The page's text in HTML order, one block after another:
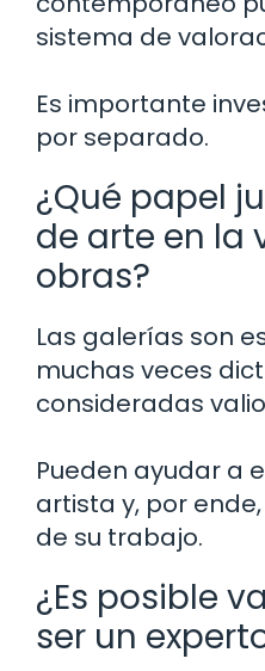
sistema de
Es importante
por separado.
¿Qué papel
de arte en la
obras?
Las galerías son
muchas veces
consideradas
Pueden ayudar a
artista y, por
de su trabajo.
¿Es posible
ser un